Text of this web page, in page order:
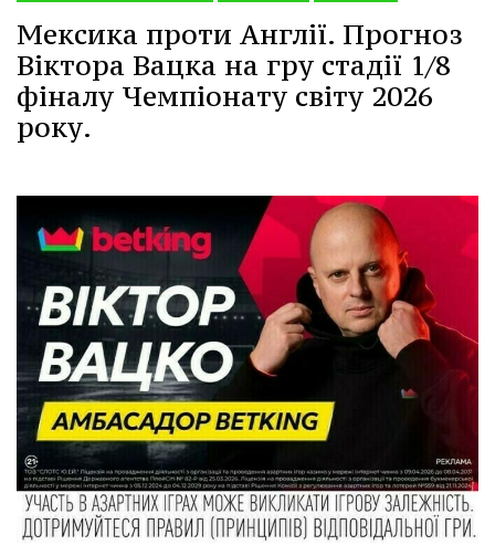
Мексика проти Англії. Прогноз
Віктора Вацка на гру стадії 1/8
фіналу Чемпіонату світу 2026
року.